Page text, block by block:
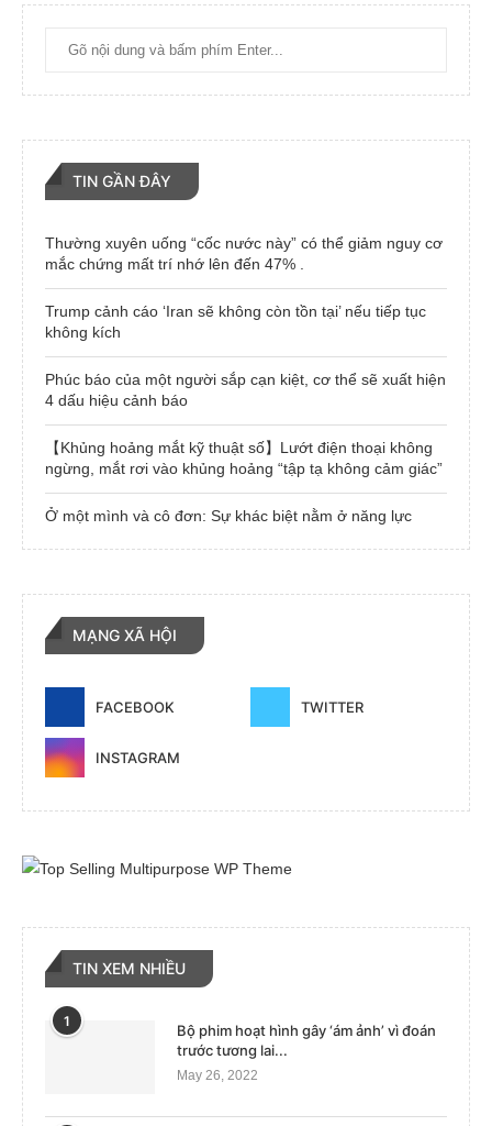
TIN GẦN ĐÂY
Thường xuyên uống “cốc nước này” có thể giảm nguy cơ
mắc chứng mất trí nhớ lên đến 47% .
Trump cảnh cáo ‘Iran sẽ không còn tồn tại’ nếu tiếp tục
không kích
Phúc báo của một người sắp cạn kiệt, cơ thể sẽ xuất hiện
4 dấu hiệu cảnh báo
【Khủng hoảng mắt kỹ thuật số】Lướt điện thoại không
ngừng, mắt rơi vào khủng hoảng “tập tạ không cảm giác”
Ở một mình và cô đơn: Sự khác biệt nằm ở năng lực
MẠNG XÃ HỘI
FACEBOOK TWITTER
INSTAGRAM
TIN XEM NHIỀU
1
Bộ phim hoạt hình gây ‘ám ảnh’ vì đoán
trước tương lai...
May 26, 2022